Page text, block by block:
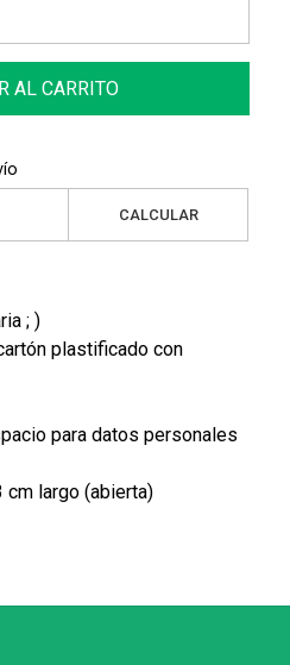
AL CARRITO
CALCULAR
; )
plastificado con
para datos personales
largo (abierta)